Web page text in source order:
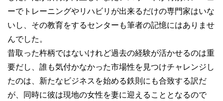
ーでトレーニングやリハビリが出来るだけの専門家はいな
いし、その教育をするセンターも筆者の記憶にはありませ
んでした。
昔取った杵柄ではないけれど過去の経験が活かせるのは重
要だし、誰も気付かなかった市場性を見つけチャレンジし
たのは、新たなビジネスを始める鉄則にも合致する訳だ
が、同時に彼は現地の女性を妻に迎えることとなるので